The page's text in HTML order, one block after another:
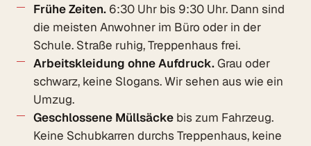
Frühe Zeiten. 6:30 Uhr bis 9:30 Uhr. Dann sind
die meisten Anwohner im Büro oder in der
Schule. Straße ruhig, Treppenhaus frei.
Arbeitskleidung ohne Aufdruck.Grau oder
schwarz, keine Slogans. Wir sehen aus wie ein
Umzug.
Geschlossene Müllsäcke bis zum Fahrzeug.
Keine Schubkarren durchs Treppenhaus, keine